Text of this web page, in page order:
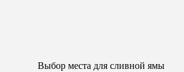
Выбор места для сливной ямы